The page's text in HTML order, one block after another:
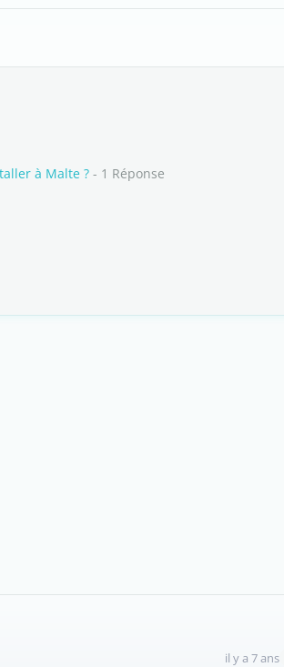
à Malte ? - 1 Réponse
il y a 7 ans